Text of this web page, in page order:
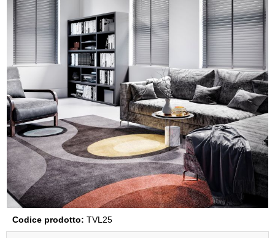
Codice prodotto: TVL25